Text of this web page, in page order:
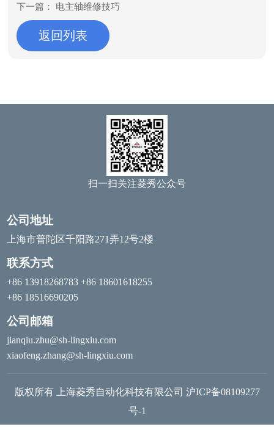
返回列表
下一篇： 电主轴维修技巧
扫一扫关注菱秀公众号
公司地址
上海市普陀区千阳路271弄12号2楼
联系方式
+86 13918268783 +86 18601618255
+86 18516690205
公司邮箱
jianqiu.zhu@sh-lingxiu.com
xiaofeng.zhang@sh-lingxiu.com
版权所有 上海菱秀自动化科技有限公司 沪ICP备08109277
号-1